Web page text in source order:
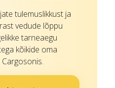
tulemuslikkust ja
vedude lõppu
tarneaegu
kõikide oma